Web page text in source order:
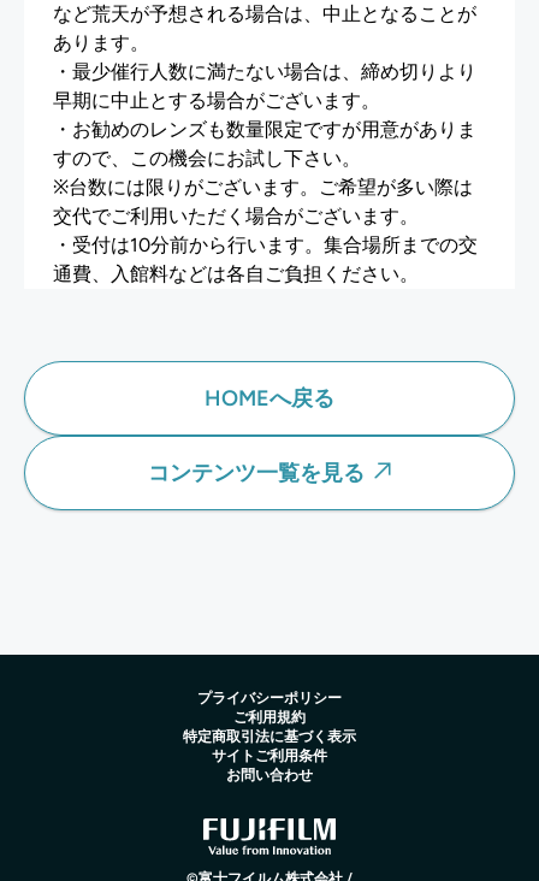
HOMEへ戻る
コンテンツ一覧を見る
プライバシーポリシー
ご利用規約
特定商取引法に基づく表示
サイトご利用条件
お問い合わせ